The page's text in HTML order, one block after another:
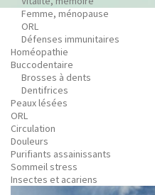
Femme, ménopause
ORL
Défenses immunitaires
Homéopathie
Buccodentaire
Brosses à dents
Dentifrices
Peaux lésées
ORL
Circulation
Douleurs
Purifiants assainissants
Sommeil stress
Insectes et acariens